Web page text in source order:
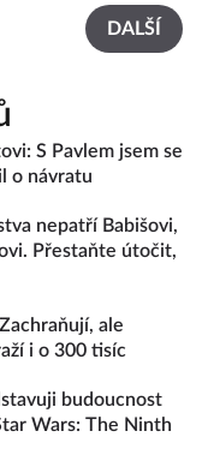
DALŠÍ
S Pavlem jsem se
o návratu
nepatří Babišovi,
Přestaňte útočit,
ale
i o 300 tisíc
budoucnost
Wars: The Ninth